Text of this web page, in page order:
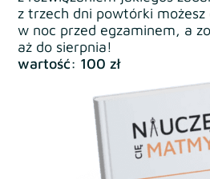
z trzech dni powtórki
w noc przed egzaminem, a
aż do sierpnia!
wartość: 100 zł